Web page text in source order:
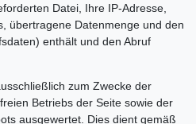
Datei, Ihre IP-Adresse,
übertragene Datenmenge und den
enthält und den Abruf
zum Zwecke der
Betriebs der Seite sowie der
ausgewertet. Dies dient gemäß